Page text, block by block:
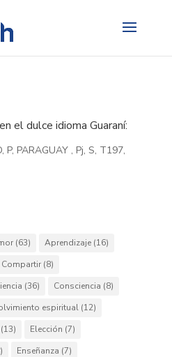
el dulce idioma Guaraní:
, P, PARAGUAY , Pj, S, T197,
(63) Aprendizaje(16)
Compartir(8)
(36) Consciencia (8)
espiritual(12)
(13) Elección (7)
Enseñanza (7)